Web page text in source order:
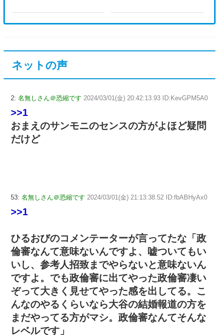
ネットの声
2: 名無しさん＠恐縮です 2024/03/01(金) 20:42:13.93 ID:KevGPM5A0
>>1
おまえのサンモニのセンスの方がよほど疑問
だけど
53: 名無しさん＠恐縮です 2024/03/01(金) 21:13:38.52 ID:fbABHyAx0
>>1
ひるおびのコメンテーターが言ってたな「政
倫審なんて意味ないんですよ、嘘ついてもい
いし、参考人招致までやらないと意味ないん
ですよ。でも政倫審に出てやった政倫審凄い
ぞって大きく見せてやった感を出してる。こ
んなのやるくらいなら大谷の結婚報道の方を
まだやってる方がマシ。政倫審なんてそんな
レベルです」